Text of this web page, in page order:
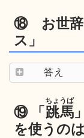
⑱ お世辞
ス」
答え
⑲ 「跳馬
ちょうば
を使うの